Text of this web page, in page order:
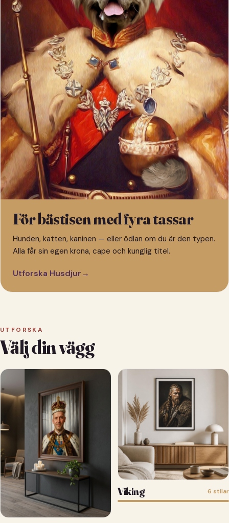
För bästisen med fyra tassar
Hunden, katten, kaninen — eller ödlan om du är den typen.
Alla får sin egen krona, cape och kunglig titel.
Utforska Husdjur→
UTFORSKA
Välj din vägg
Viking 6 stilar